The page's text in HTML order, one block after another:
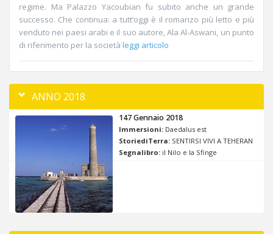
regime. Ma Palazzo Yacoubian fu subito anche un grande
successo. Che continua: a tutt’oggi è il romanzo più letto e più
venduto nei paesi arabi e il suo autore, Ala Al-Aswani, un punto
di riferimento per la società leggi articolo
ANNO 2018
147 Gennaio 2018
Immersioni: Daedalus est
StoriediTerra: SENTIRSI VIVI A TEHERAN
Segnalibro: il Nilo e la Sfinge